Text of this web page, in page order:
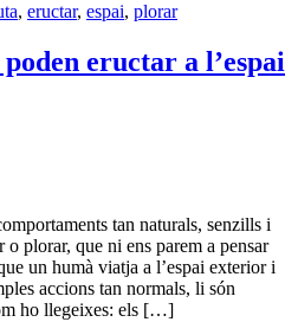
, eructar, espai, plorar
eructar a l’espai
tan naturals, senzills i
plorar, que ni ens parem a pensar
un humà viatja a l’espai exterior i
accions tan normals, li són
ho llegeixes: els […]